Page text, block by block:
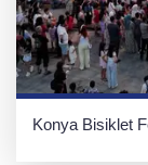
Konya Bisiklet